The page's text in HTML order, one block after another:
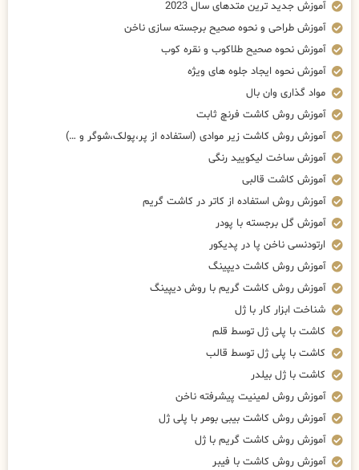
آموزش جدید ترین متدهای سال 2023
آموزش طراحی و نحوه صحیح برجسته سازی ناخن
آموزش نحوه صحیح طلاکوب و نقره کوب
آموزش نحوه ایجاد جلوه های ویژه
مواد گذاری وان بال
آموزش روش کاشت فرنچ ثابت
آموزش روش کاشت زیر موادی (استفاده از پر،پولک،شوگر و …)
آموزش ساخت لیکویید رنگی
آموزش کاشت قالبی
آموزش روش استفاده از کاتر در کاشت گریم
آموزش گل برجسته با پودر
ارتودنسی ناخن پا در پدیکور
آموزش روش کاشت دیپینگ
آموزش روش کاشت گریم با روش دیپینگ
شناخت ابزار کار با ژل
کاشت با پلی ژل توسط قلم
کاشت با پلی ژل توسط قالب
کاشت با ژل بیلدر
آموزش روش لمینیت پیشرفته ناخن
آموزش روش کاشت بیبی بومر با پلی ژل
آموزش روش کاشت گریم با ژل
آموزش روش کاشت با فیبر